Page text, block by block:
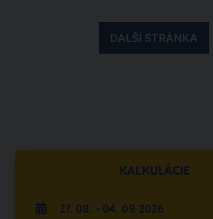
DALŠÍ STRÁNKA
KALKULÁCIE
27. 08. - 04. 09. 2026